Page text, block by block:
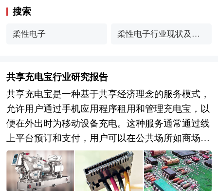
搜索
柔性电子 柔性电子行业现状及市
共享充电宝行业研究报告
共享充电宝是一种基于共享经济理念的服务模式，
允许用户通过手机应用程序租用和管理充电宝，以
便在外出时为移动设备充电。这种服务通常通过线
上平台预订和支付，用户可以在公共场所如商场、
餐厅、咖啡厅等地找到共享充电宝的租赁点。 共
享充电宝行业的发展趋势显示出市场的逐步成熟和
规范化。随着技术的进步和消费者习惯的变化，共